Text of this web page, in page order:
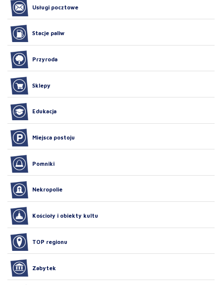
Usługi pocztowe
Stacje paliw
Przyroda
Sklepy
Edukacja
Miejsca postoju
Pomniki
Nekropolie
Kościoły i obiekty kultu
TOP regionu
Zabytek